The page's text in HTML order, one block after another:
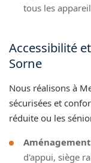
tous les
Accessibilité
Sorne
Nous réalisons à
sécurisées et
réduite ou les
Aménagement
d'appui, siège